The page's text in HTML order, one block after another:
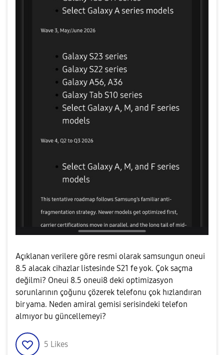
Açıklanan verilere göre resmi olarak samsungun oneui
8.5 alacak cihazlar listesinde S21 fe yok. Çok saçma
değilmi? Oneui 8.5 oneui8 deki optimizasyon
sorunlarının çoğunu çözerek telefonu çok hızlandıran
bir yama. Neden amiral gemisi serisindeki telefon
almıyor bu güncellemeyi?
5 Likes